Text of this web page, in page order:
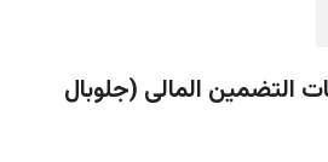
التضمين المالى (جلوبال